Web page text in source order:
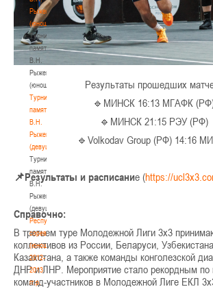
Рыженкова
(юноши)
Турнир
памяти
В.Н.
Рыженкова
(юноши)
Турнир
памяти
В.Н.
Рыженкова
(девушки)
Турнир
памяти
В.Н.
Рыженкова
(девушки)
Республиканские
соревнования
(юноши)
2012-
2013
гг.р.
Результаты прошедших
🔹МИНСК 16:13 МГАФК
🔹МИНСК 21:15 РЭУ (РФ)
🔹Volkodav Group (РФ) 14:16
📌Результаты и расписание (https://
Справочно:
В третьем туре Молодежной Лиги 3х3
коллективов из России, Беларуси,
Казахстана, а также команды конголезской
ДНР и ЛНР. Мероприятие стало рекордным по
команд-участников в Молодежной Лиге ЕКЛ